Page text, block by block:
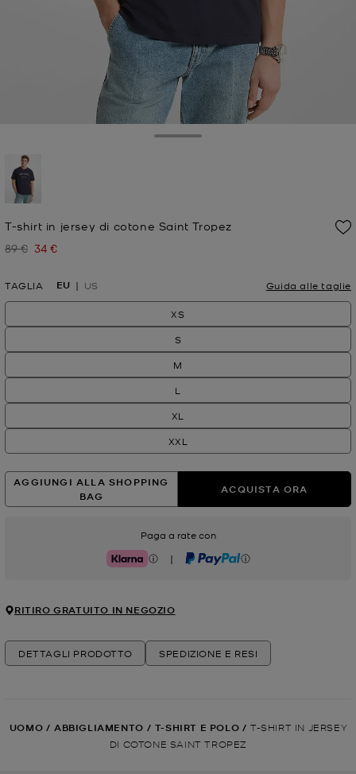
T-shirt in jersey di cotone Saint Tropez
Prezzo iniziale
89 € Prezzo attuale
34 €
TAGLIA EU US Guida alle taglie
XS
S
M
L
XL
XXL
AGGIUNGI ALLA SHOPPING
BAG
ACQUISTA ORA
Paga a rate con
Klarna | PayPal
RITIRO GRATUITO IN NEGOZIO
DETTAGLI PRODOTTO SPEDIZIONE E RESI
UOMO / ABBIGLIAMENTO / T-SHIRT E POLO / T-SHIRT IN JERSEY
DI COTONE SAINT TROPEZ